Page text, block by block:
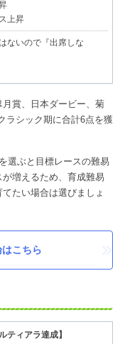
上昇
ないので『出席しな
賞、日本ダービー、菊
ラシック期に合計6点を獲
選ぶと目標レースの難易
増えるため、育成難易
たい場合は選びましょ
こちら
ティアラ達成】